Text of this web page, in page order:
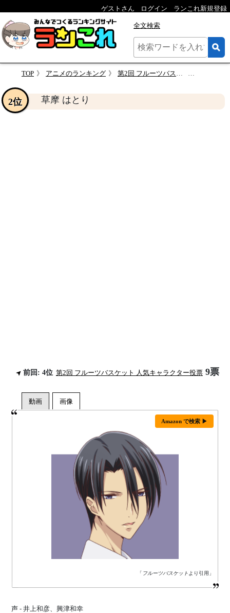
ゲストさん ログイン ランこれ新規登録
全文検索
TOP アニメのランキング 第2回 フルーツバスケット 人気キャラクター投票
草摩 はとり
2位
前回: 4位 第2回 フルーツバスケット 人気キャラクター投票 9票
Amazon で検索 ▶
「 フルーツバスケット より引用」
声 - 井上和彦、興津和幸